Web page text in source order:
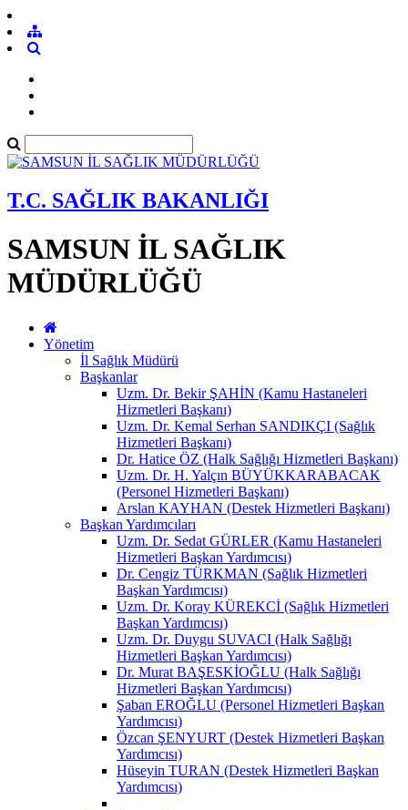
T.C. SAĞLIK BAKANLIĞI
SAMSUN İL SAĞLIK
MÜDÜRLÜĞÜ
Yönetim
İl Sağlık Müdürü
Başkanlar
Uzm. Dr. Bekir ŞAHİN (Kamu Hastaneleri
Hizmetleri Başkanı)
Uzm. Dr. Kemal Serhan SANDIKÇI (Sağlık
Hizmetleri Başkanı)
Dr. Hatice ÖZ (Halk Sağlığı Hizmetleri Başkanı)
Uzm. Dr. H. Yalçın BÜYÜKKARABACAK
(Personel Hizmetleri Başkanı)
Arslan KAYHAN (Destek Hizmetleri Başkanı)
Başkan Yardımcıları
Uzm. Dr. Sedat GÜRLER (Kamu Hastaneleri
Hizmetleri Başkan Yardımcısı)
Dr. Cengiz TÜRKMAN (Sağlık Hizmetleri
Başkan Yardımcısı)
Uzm. Dr. Koray KÜREKCİ (Sağlık Hizmetleri
Başkan Yardımcısı)
Uzm. Dr. Duygu SUVACI (Halk Sağlığı
Hizmetleri Başkan Yardımcısı)
Dr. Murat BAŞESKİOĞLU (Halk Sağlığı
Hizmetleri Başkan Yardımcısı)
Şaban EROĞLU (Personel Hizmetleri Başkan
Yardımcısı)
Özcan ŞENYURT (Destek Hizmetleri Başkan
Yardımcısı)
Hüseyin TURAN (Destek Hizmetleri Başkan
Yardımcısı)